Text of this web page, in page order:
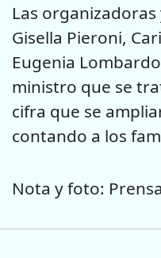
Las
Gisella Pieroni,
Eugenia
ministro que se
cifra que se
contando a los
Nota y foto: